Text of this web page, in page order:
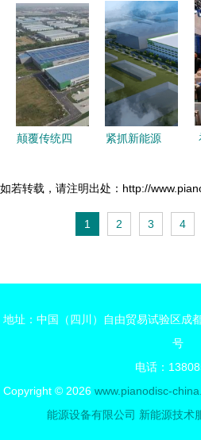
力湛江恒逸
国际酒店新
能源服务升
级
城汽车新能
源干货大会
的商用车转
型启示
颠覆传统四
新能源汽车
紧抓新能源
遇，行业巨
头加速布局
新能源汽车
与技术服务
如若转载，请注明出处：http://
1 2 3 4
地址：中国（四川）自由贸易试验区成
号
电话：
Copyright © 2026 www.pianodisc-
能源设备有限公司 新能源技术